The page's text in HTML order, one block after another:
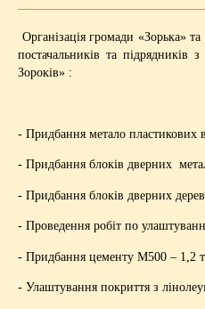
Організація громади «Зорька»
постачальників та
Зороків» :
- Придбання метало
- Придбання блоків дверних
- Придбання блоків дверних
- Проведення робіт по
- Придбання цементу М500 – 1,2
- Улаштування покриття з